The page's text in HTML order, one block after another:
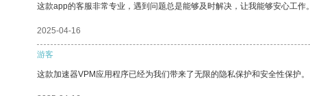
这款app的客服非常专业，遇到问题总是能够及时解决，让我能够安心工作。
2025-04-16
游客
这款加速器VPM应用程序已经为我们带来了无限的隐私保护和安全性保护。